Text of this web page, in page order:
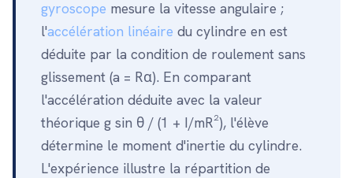
gyroscope mesure la vitesse angulaire ;
l'accélération linéaire du cylindre en est
déduite par la condition de roulement sans
glissement (a = Rα). En comparant
l'accélération déduite avec la valeur
théorique g sin θ / (1 + I/mR²), l'élève
détermine le moment d'inertie du cylindre.
L'expérience illustre la répartition de